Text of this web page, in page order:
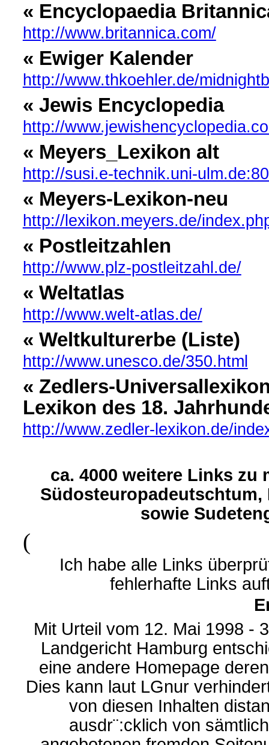
« Encyclopaedia
http://www.britannica.com/
« Ewiger Kalender
http://www.thkoehler.de/
« Jewis Encyclopedia
http://
« Meyers_Lexikon alt
http://susi.e-technik.uni-
« Meyers-Lexikon-neu
http://lexikon.meyers.de/
« Postleitzahlen
http://www.plz-postleitzahl.de/
« Weltatlas
http://www.welt-atlas.de/
« Weltkulturerbe (Liste)
http://www.unesco.de/350.html
« Zedlers-
Lexikon des 18.
http://www.zedler-lexikon.de/
ca. 4000 weitere Links zu
sowie
(
Ich habe alle Links
fehlerhafte Links
Mit Urteil vom 12. Mai 1998 -
Landgericht Hamburg
eine andere Homepage
Dies kann laut LGnur
von diesen Inhalten
ausdr¨:cklich von